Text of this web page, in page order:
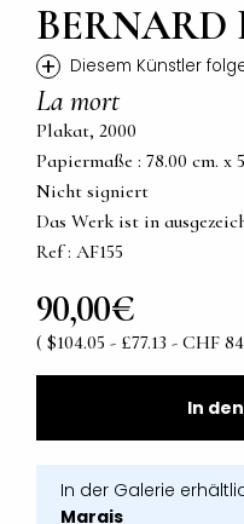
BERNARD
+ Diesem Künstler
La mort
Plakat, 2000
Papiermaße : 78.00 cm. x
Nicht signiert
Das Werk ist in
Ref : AF155
90,00€
( $104.05 - £77.13 - CHF
In
In der Galerie
Marais